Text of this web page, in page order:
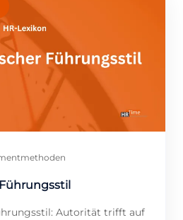
Autorität trifft auf